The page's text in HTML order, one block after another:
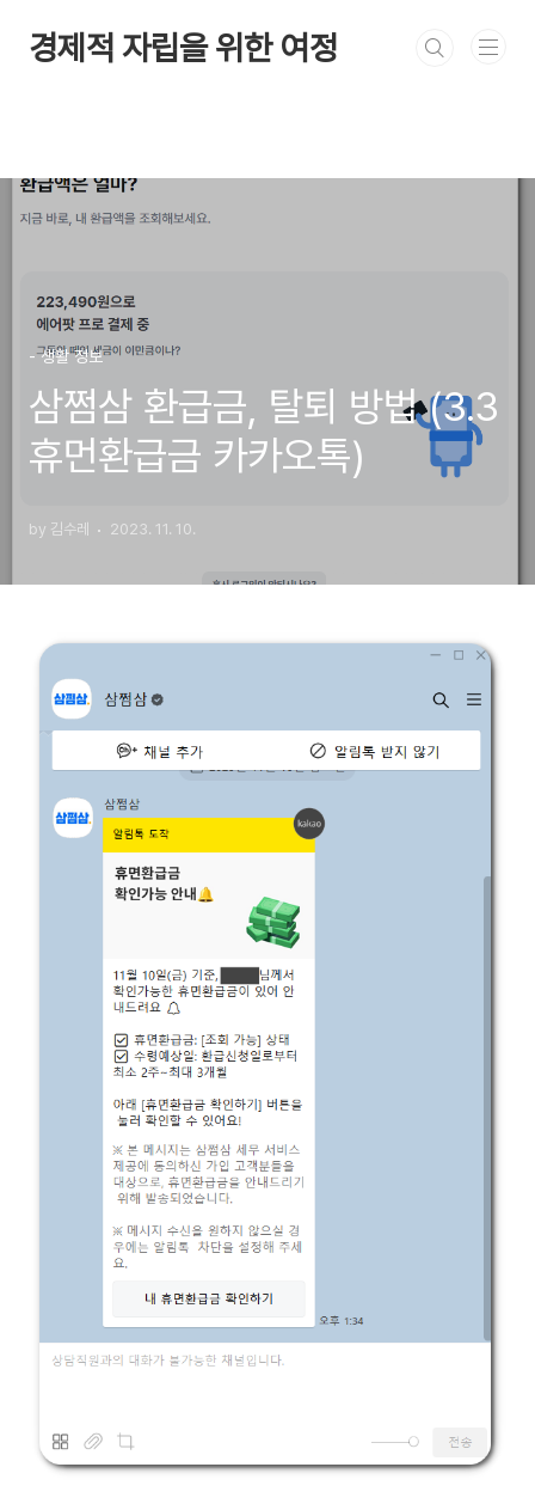
경제적 자립을 위한 여정
- 생활 정보
삼쩜삼 환급금, 탈퇴 방법 (3.3
휴먼환급금 카카오톡)
by 김수레 2023. 11. 10.